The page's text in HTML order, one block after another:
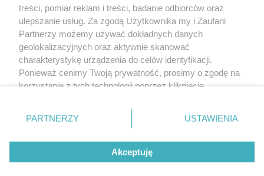
treści, pomiar reklam i treści, badanie odbiorców oraz
ulepszanie usług. Za zgodą Użytkownika my i Zaufani
Partnerzy możemy używać dokładnych danych
geolokalizacyjnych oraz aktywnie skanować
charakterystykę urządzenia do celów identyfikacji.
Ponieważ cenimy Twoją prywatność, prosimy o zgodę na
korzystanie z tych technologii poprzez kliknięcie
zmienić/wycofać klikając przycisk ustawień prywatności
znajdujący się w lewym dolnym rogu strony
rodzaje przetwarzania danych nie wymagają zgody
użytkownika, ale masz prawo sprzeciwić się takiemu
przetwarzaniu. Preferencje będą miały zastosowanie tylko
PARTNERZY USTAWIENIA
Akceptuję